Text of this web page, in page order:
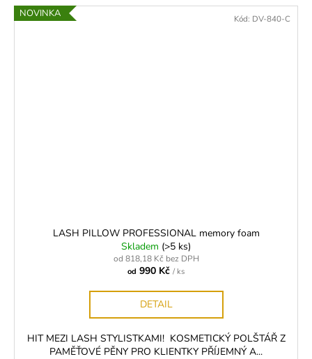
NOVINKA
LASH PILLOW PROFESSIONAL memory foam
Skladem (>5 ks)
od 818,18 Kč bez DPH
od 990 Kč / ks
DETAIL
HIT MEZI LASH STYLISTKAMI! KOSMETICKÝ POLŠTÁŘ Z
PAMĚŤOVÉ PĚNY PRO KLIENTKY PŘÍJEMNÝ A...
Kód: DV-840-C